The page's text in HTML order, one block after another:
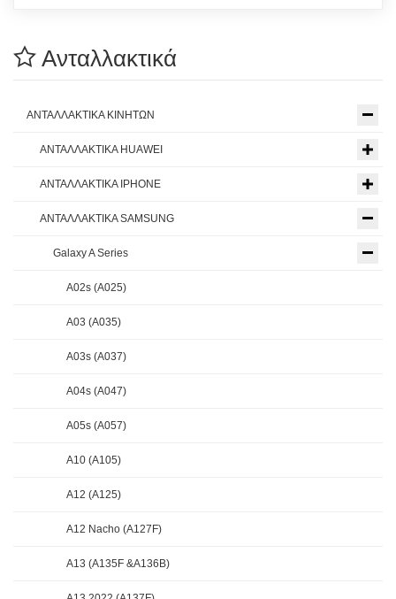
Ανταλλακτικά
ΑΝΤΑΛΛΑΚΤΙΚΑ ΚΙΝΗΤΩΝ
ΑΝΤΑΛΛΑΚΤΙΚΑ HUAWEI
ΑΝΤΑΛΛΑΚΤΙΚΑ IPHONE
ΑΝΤΑΛΛΑΚΤΙΚΑ SAMSUNG
Galaxy A Series
A02s (A025)
A03 (A035)
A03s (A037)
A04s (A047)
A05s (A057)
A10 (A105)
A12 (A125)
A12 Nacho (A127F)
A13 (A135F &A136B)